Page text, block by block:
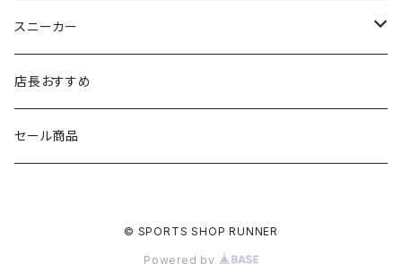
THE NORTH FACE
SPRINTS
VIKING（ヴィーキング）
new balance
PUMA
HYBEX
MIZUNO
シダス
ソックス
FOOTMAX
NISHI
ポーチ
SAYSKY
キャップ
SAYSKY
THE NORTH FACE
スニーカー
THE NORTH FACE
店長おすすめ
セール商品
© SPORTS SHOP RUNNER
Powered by